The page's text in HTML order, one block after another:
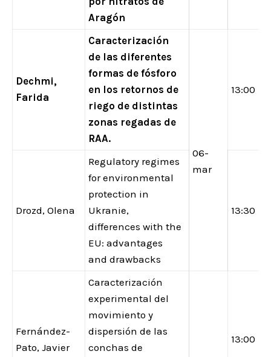
Aragón
Dechmi,
Farida
Caracterización
de las diferentes
formas de fósforo
en los retornos de
riego de distintas
zonas regadas de
RAA.
06-
mar
13:00
Drozd, Olena
Regulatory regimes
for environmental
protection in
Ukranie,
differences with the
EU: advantages
and drawbacks
13:30
Fernández-
Pato, Javier
Caracterización
experimental del
movimiento y
dispersión de las
conchas de
13:00